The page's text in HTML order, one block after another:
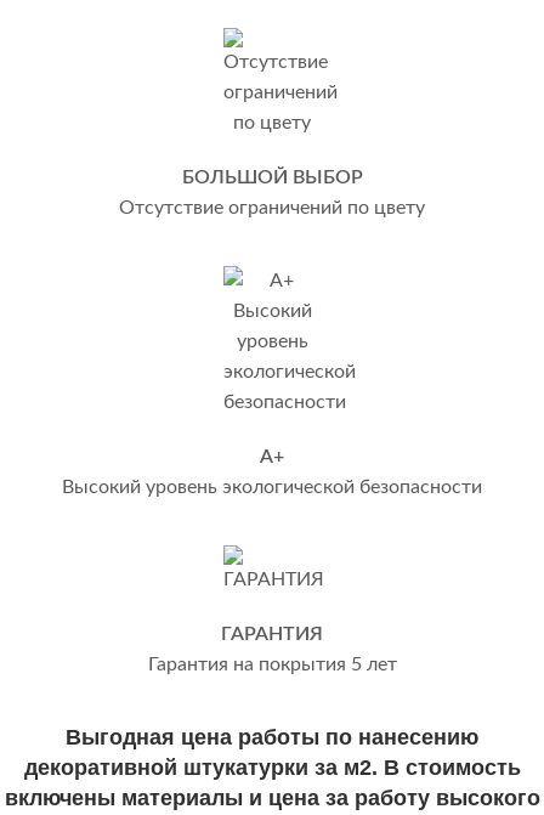
ГАРАНТИЯ
Гарантия на покрытия 5 лет
А+
Высокий уровень экологической безопасности
БОЛЬШОЙ ВЫБОР
Отсутствие ограничений по цвету
Выгодная цена работы по нанесению
декоративной штукатурки за м2. В стоимость
включены материалы и цена за работу высокого